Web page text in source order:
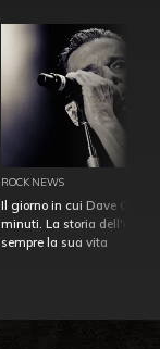
ROCK NEWS
Il giorno in cui Dave
minuti. La storia
sempre la sua vita